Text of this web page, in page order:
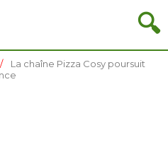
🔍
La chaîne Pizza Cosy poursuit